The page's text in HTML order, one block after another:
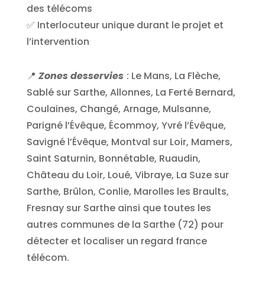
des télécoms
✅ Interlocuteur unique durant le projet et
l’intervention
📍 Zones desservies : Le Mans, La Flèche,
Sablé sur Sarthe, Allonnes, La Ferté Bernard,
Coulaines, Changé, Arnage, Mulsanne,
Parigné l’Évêque, Écommoy, Yvré l’Évêque,
Savigné l’Évêque, Montval sur Loir, Mamers,
Saint Saturnin, Bonnétable, Ruaudin,
Château du Loir, Loué, Vibraye, La Suze sur
Sarthe, Brûlon, Conlie, Marolles les Braults,
Fresnay sur Sarthe ainsi que toutes les
autres communes de la Sarthe (72) pour
détecter et localiser un regard france
télécom.